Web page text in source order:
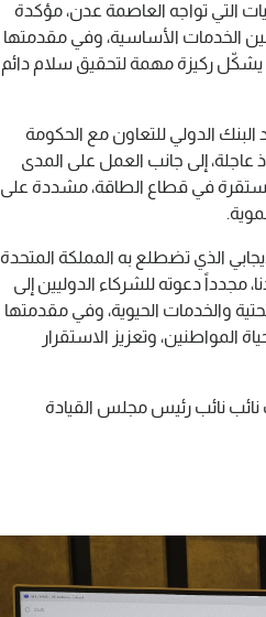
التي تواجه العاصمة عدن، مؤكدة
الخدمات الأساسية، وفي مقدمتها
يشكّل ركيزة مهمة لتحقيق سلام دائم
البنك الدولي للتعاون مع الحكومة
عاجلة، إلى جانب العمل على المدى
في قطاع الطاقة، مشددة على
الذي تضطلع به المملكة المتحدة
مجدداً دعوته للشركاء الدوليين إلى
والخدمات الحيوية، وفي مقدمتها
المواطنين، وتعزيز الاستقرار
نائب رئيس مجلس القيادة